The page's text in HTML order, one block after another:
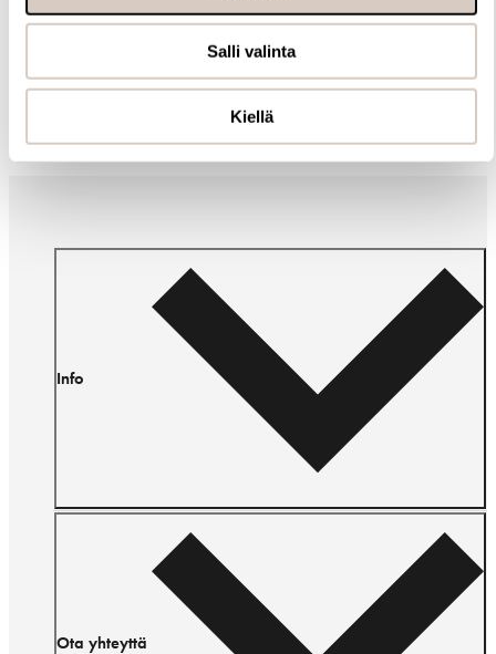
Salli valinta
Kiellä
Muut ostivat myös
Info
Ota yhteyttä